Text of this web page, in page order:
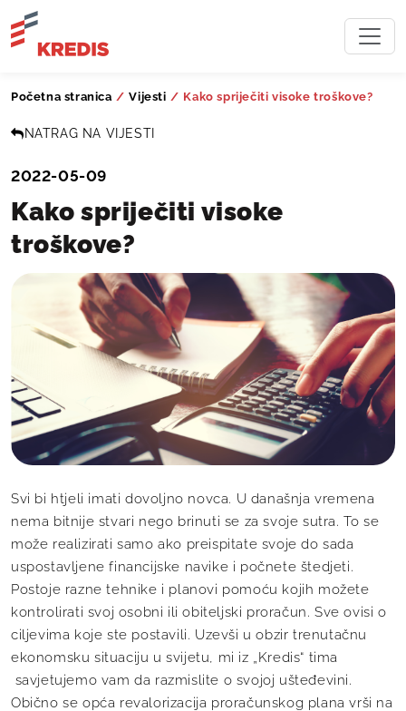
Početna stranica / Vijesti / Kako spriječiti visoke troškove?
NATRAG NA VIJESTI
2022-05-09
Kako spriječiti visoke
troškove?
Svi bi htjeli imati dovoljno novca. U današnja vremena
nema bitnije stvari nego brinuti se za svoje sutra. To se
može realizirati samo ako preispitate svoje do sada
uspostavljene financijske navike i počnete štedjeti.
Postoje razne tehnike i planovi pomoću kojih možete
kontrolirati svoj osobni ili obiteljski proračun. Sve ovisi o
ciljevima koje ste postavili. Uzevši u obzir trenutačnu
ekonomsku situaciju u svijetu, mi iz „Kredis“ tima
savjetujemo vam da razmislite o svojoj ušteđevini.
Obično se opća revalorizacija proračunskog plana vrši na